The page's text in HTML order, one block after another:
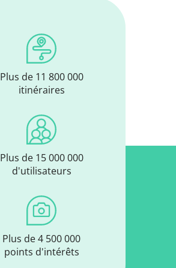
Plus de 11 800 000
itinéraires
Plus de 15 000 000
d'utilisateurs
Plus de 4 500 000
points d'intérêts